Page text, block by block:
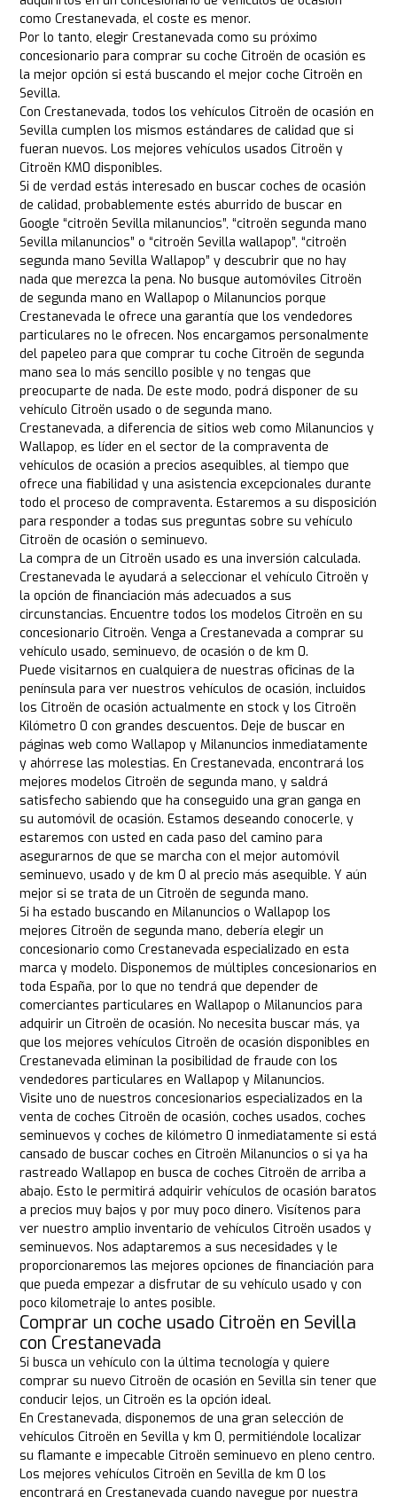
como Crestanevada, el coste es menor.
Por lo tanto, elegir Crestanevada como su próximo
concesionario para comprar su coche Citroën de ocasión es
la mejor opción si está buscando el mejor coche Citroën en
Sevilla.
Con Crestanevada, todos los vehículos Citroën de ocasión en
Sevilla cumplen los mismos estándares de calidad que si
fueran nuevos. Los mejores vehículos usados Citroën y
Citroën KM0 disponibles.
Si de verdad estás interesado en buscar coches de ocasión
de calidad, probablemente estés aburrido de buscar en
Google “citroën Sevilla milanuncios”, “citroën segunda mano
Sevilla milanuncios” o “citroën Sevilla wallapop”, “citroën
segunda mano Sevilla Wallapop” y descubrir que no hay
nada que merezca la pena. No busque automóviles Citroën
de segunda mano en Wallapop o Milanuncios porque
Crestanevada le ofrece una garantía que los vendedores
particulares no le ofrecen. Nos encargamos personalmente
del papeleo para que comprar tu coche Citroën de segunda
mano sea lo más sencillo posible y no tengas que
preocuparte de nada. De este modo, podrá disponer de su
vehículo Citroën usado o de segunda mano.
Crestanevada, a diferencia de sitios web como Milanuncios y
Wallapop, es líder en el sector de la compraventa de
vehículos de ocasión a precios asequibles, al tiempo que
ofrece una fiabilidad y una asistencia excepcionales durante
todo el proceso de compraventa. Estaremos a su disposición
para responder a todas sus preguntas sobre su vehículo
Citroën de ocasión o seminuevo.
La compra de un Citroën usado es una inversión calculada.
Crestanevada le ayudará a seleccionar el vehículo Citroën y
la opción de financiación más adecuados a sus
circunstancias. Encuentre todos los modelos Citroën en su
concesionario Citroën. Venga a Crestanevada a comprar su
vehículo usado, seminuevo, de ocasión o de km 0.
Puede visitarnos en cualquiera de nuestras oficinas de la
península para ver nuestros vehículos de ocasión, incluidos
los Citroën de ocasión actualmente en stock y los Citroën
Kilómetro 0 con grandes descuentos. Deje de buscar en
páginas web como Wallapop y Milanuncios inmediatamente
y ahórrese las molestias. En Crestanevada, encontrará los
mejores modelos Citroën de segunda mano, y saldrá
satisfecho sabiendo que ha conseguido una gran ganga en
su automóvil de ocasión. Estamos deseando conocerle, y
estaremos con usted en cada paso del camino para
asegurarnos de que se marcha con el mejor automóvil
seminuevo, usado y de km 0 al precio más asequible. Y aún
mejor si se trata de un Citroën de segunda mano.
Si ha estado buscando en Milanuncios o Wallapop los
mejores Citroën de segunda mano, debería elegir un
concesionario como Crestanevada especializado en esta
marca y modelo. Disponemos de múltiples concesionarios en
toda España, por lo que no tendrá que depender de
comerciantes particulares en Wallapop o Milanuncios para
adquirir un Citroën de ocasión. No necesita buscar más, ya
que los mejores vehículos Citroën de ocasión disponibles en
Crestanevada eliminan la posibilidad de fraude con los
vendedores particulares en Wallapop y Milanuncios.
Visite uno de nuestros concesionarios especializados en la
venta de coches Citroën de ocasión, coches usados, coches
seminuevos y coches de kilómetro 0 inmediatamente si está
cansado de buscar coches en Citroën Milanuncios o si ya ha
rastreado Wallapop en busca de coches Citroën de arriba a
abajo. Esto le permitirá adquirir vehículos de ocasión baratos
a precios muy bajos y por muy poco dinero. Visítenos para
ver nuestro amplio inventario de vehículos Citroën usados y
seminuevos. Nos adaptaremos a sus necesidades y le
proporcionaremos las mejores opciones de financiación para
que pueda empezar a disfrutar de su vehículo usado y con
poco kilometraje lo antes posible.
Comprar un coche usado Citroën en Sevilla
con Crestanevada
Si busca un vehículo con la última tecnología y quiere
comprar su nuevo Citroën de ocasión en Sevilla sin tener que
conducir lejos, un Citroën es la opción ideal.
En Crestanevada, disponemos de una gran selección de
vehículos Citroën en Sevilla y km 0, permitiéndole localizar
su flamante e impecable Citroën seminuevo en pleno centro.
Los mejores vehículos Citroën en Sevilla de km 0 los
encontrará en Crestanevada cuando navegue por nuestra